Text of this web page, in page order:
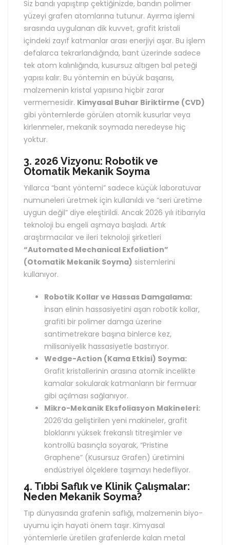
Siz bandı yapıştırıp çektiğinizde, bandın polimer
yüzeyi grafen atomlarına tutunur. Ayırma işlemi
sırasında uygulanan dik kuvvet, grafit kristali
içindeki zayıf katmanlar arası enerjiyi aşar. Bu işlem
defalarca tekrarlandığında, bant üzerinde sadece
tek atom kalınlığında, kusursuz altıgen bal peteği
yapısı kalır. Bu yöntemin en büyük başarısı,
malzemenin kristal yapısına hiçbir zarar
vermemesidir. Kimyasal Buhar Biriktirme (CVD)
gibi yöntemlerde görülen atomik kusurlar veya
kirlenmeler, mekanik soymada neredeyse hiç
yoktur.
3. 2026 Vizyonu: Robotik ve
Otomatik Mekanik Soyma
Yıllarca “bant yöntemi” sadece küçük laboratuvar
numuneleri üretmek için kullanıldı ve “seri üretime
uygun değil” diye eleştirildi. Ancak 2026 yılı itibarıyla
teknoloji bu engeli aşmaya başladı. Artık
araştırmacılar ve ileri teknoloji şirketleri
“Automated Mechanical Exfoliation”
(Otomatik Mekanik Soyma) sistemlerini
kullanıyor.
Robotik Kollar ve Hassas Damgalama:
İnsan elinin hassasiyetini aşan robotik kollar,
grafiti bir polimer damga üzerine
santimetrekare başına binlerce kez,
milisaniyelik hassasiyetle bastırıyor.
Wedge-Action (Kama Etkisi) Soyma:
Grafit kristallerinin arasına atomik incelikte
kamalar sokularak katmanların bir fermuar
gibi açılması sağlanıyor.
Mikro-Mekanik Eksfoliasyon Makineleri:
2026’da geliştirilen yeni makineler, grafit
bloklarını yüksek frekanslı titreşimler ve
kontrollü basınçla soyarak, “Pristine
Graphene” (Kusursuz Grafen) üretimini
endüstriyel ölçeklere taşımayı hedefliyor.
4. Tıbbi Saflık ve Klinik Çalışmalar:
Neden Mekanik Soyma?
Tıp dünyasında grafenin saflığı, malzemenin biyo-
uyumu için hayati önem taşır. Kimyasal
yöntemlerle üretilen grafenlerde kalan metal